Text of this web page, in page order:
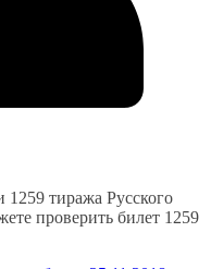
1259 тиража Русского
проверить билет 1259